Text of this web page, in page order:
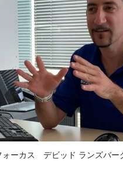
ォーカス デビッド ランズバ